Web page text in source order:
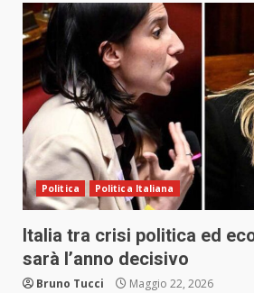
Politica Politica Italiana
Italia tra crisi politica ed
sarà l’anno decisivo
Bruno Tucci Maggio 22, 2026